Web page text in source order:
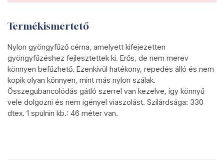
Termékismertető
Nylon gyöngyfűző cérna, amelyett kifejezetten
gyöngyfűzéshez fejlesztettek ki. Erős, de nem merev
könnyen befűzhető. Ezenkívül hatékony, repedés álló és nem
kopik olyan könnyen, mint más nylon szálak.
Összegubancolódás gátló szerrel van kezelve, így könnyű
vele dolgozni és nem igényel viaszolást. Szilárdsága: 330
dtex. 1 spulnin kb.: 46 méter van.